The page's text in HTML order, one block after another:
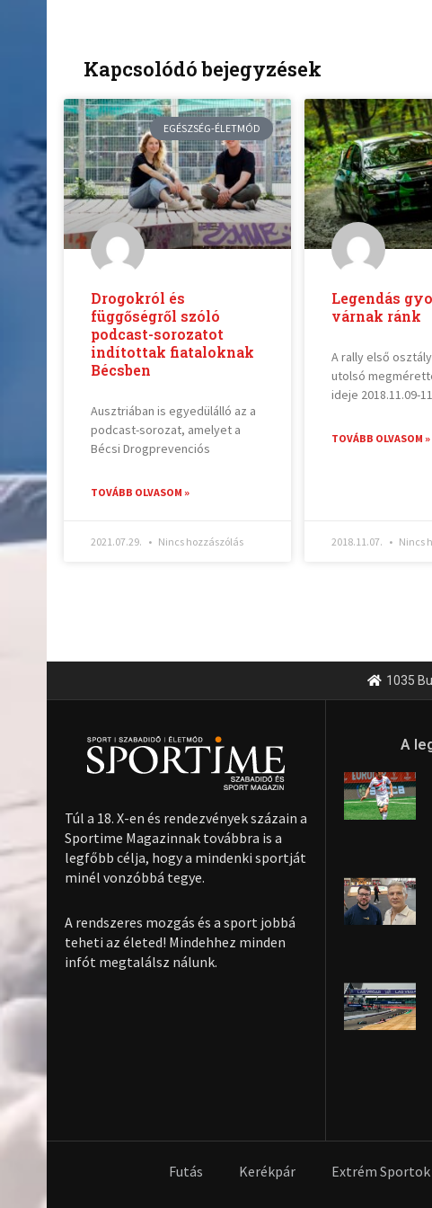
Kapcsolódó bejegyzések
EGÉSZSÉG-ÉLETMÓD
Drogokról és
függőségről szóló
podcast-sorozatot
indítottak fiataloknak
Bécsben
Ausztriában is egyedülálló az a
podcast-sorozat, amelyet a
Bécsi Drogprevenciós
TOVÁBB OLVASOM »
2021.07.29. Nincs hozzászólás
Legendás
várnak ránk
A rally első
utolsó
ideje 2018.11.09-
TOVÁBB OLVASOM »
2018.11.07. Nincs
1035
Túl a 18. X-en és rendezvények százain a
Sportime Magazinnak továbbra is a
legfőbb célja, hogy a mindenki sportját
minél vonzóbbá tegye.
A rendszeres mozgás és a sport jobbá
teheti az életed! Mindehhez minden
infót megtalálsz nálunk.
A
Futás Kerékpár Extrém Sportok